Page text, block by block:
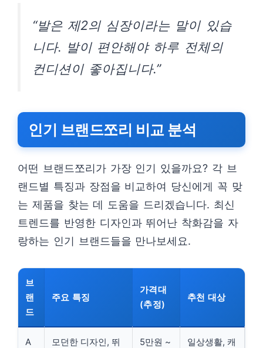
“발은 제2의 심장이라는 말이 있습
니다. 발이 편안해야 하루 전체의
컨디션이 좋아집니다.”
인기 브랜드쪼리 비교 분석
어떤 브랜드쪼리가 가장 인기 있을까요? 각 브
랜드별 특징과 장점을 비교하여 당신에게 꼭 맞
는 제품을 찾는 데 도움을 드리겠습니다. 최신
트렌드를 반영한 디자인과 뛰어난 착화감을 자
랑하는 인기 브랜드들을 만나보세요.
브
랜
드
주요 특징
가격대
(추정)
추천 대상
A
모던한 디자인, 뛰
5만원 ~
일상생활, 캐